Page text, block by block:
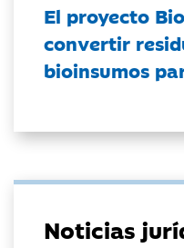
El proyecto
convertir
bioinsumos
Noticias